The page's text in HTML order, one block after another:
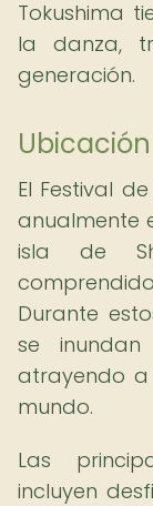
Tokushima
la danza,
generación.
El Festival
anualmente
isla de
Durante
se
atrayendo
mundo.
Las
incluyen